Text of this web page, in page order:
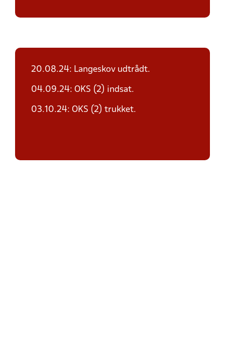
20.08.24: Langeskov udtrådt.
04.09.24: OKS (2) indsat.
03.10.24: OKS (2) trukket.